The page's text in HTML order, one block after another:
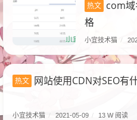
热文 com
格
小宜技术猫 /
热文 网站使用CDN对SEO有
小宜技术猫 / 2021-05-09 / 13 W 阅读